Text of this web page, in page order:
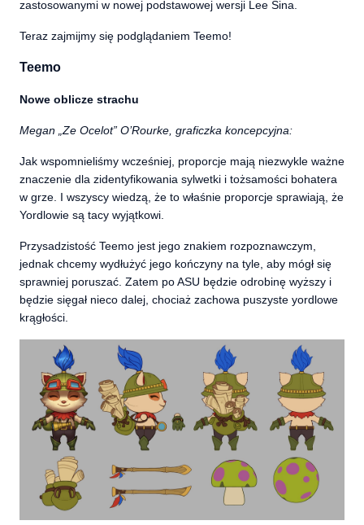
zastosowanymi w nowej podstawowej wersji Lee Sina.
Teraz zajmijmy się podglądaniem Teemo!
Teemo
Nowe oblicze strachu
Megan „Ze Ocelot” O’Rourke, graficzka koncepcyjna:
Jak wspomnieliśmy wcześniej, proporcje mają niezwykle ważne
znaczenie dla zidentyfikowania sylwetki i tożsamości bohatera
w grze. I wszyscy wiedzą, że to właśnie proporcje sprawiają, że
Yordlowie są tacy wyjątkowi.
Przysadzistość Teemo jest jego znakiem rozpoznawczym,
jednak chcemy wydłużyć jego kończyny na tyle, aby mógł się
sprawniej poruszać. Zatem po ASU będzie odrobinę wyższy i
będzie sięgał nieco dalej, chociaż zachowa puszyste yordlowe
krągłości.